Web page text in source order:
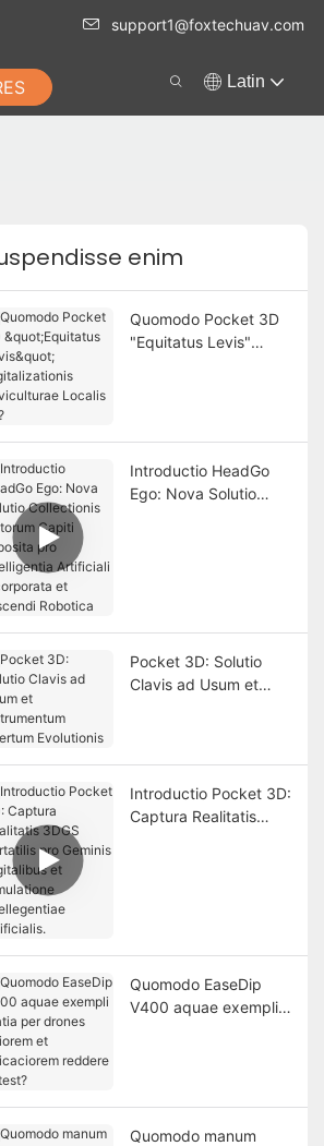
support1@foxtechuav.com
Latin
enim
Quomodo Pocket 3D
"Equitatus Levis"
Introductio HeadGo
Ego: Nova Solutio
Pocket 3D: Solutio
Clavis ad Usum et
Introductio Pocket 3D:
Captura Realitatis
Quomodo EaseDip
V400 aquae exempli
Quomodo manum